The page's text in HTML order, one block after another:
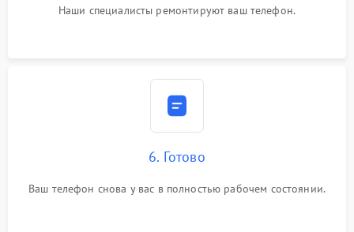
Наши специалисты ремонтируют ваш телефон.
6. Готово
Ваш телефон снова у вас в полностью рабочем состоянии.